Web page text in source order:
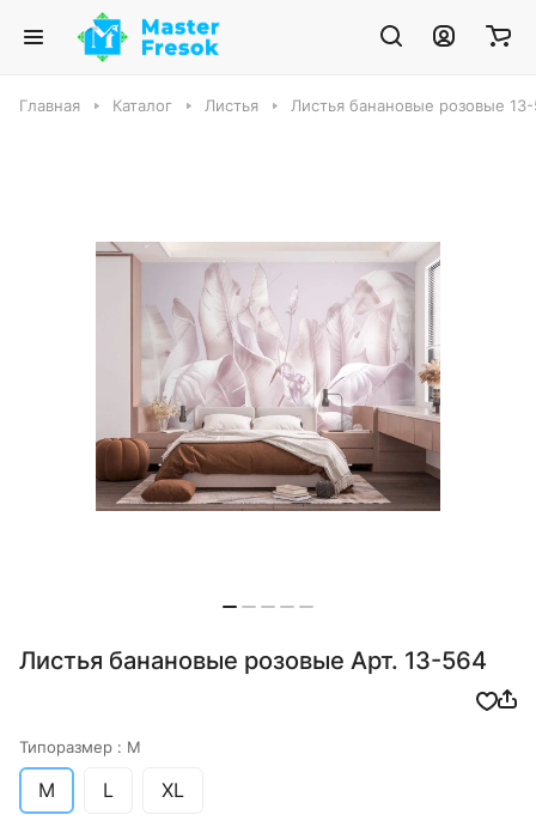
Главная Каталог Листья Листья банановые розовые
Листья банановые розовые Арт. 13-564
Типоразмер : M
M L XL